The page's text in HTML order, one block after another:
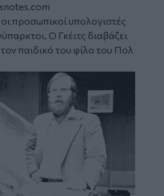
προσωπικοί υπολογιστές
Ο Γκέιτς διαβάζει
παιδικό του φίλο του Πολ